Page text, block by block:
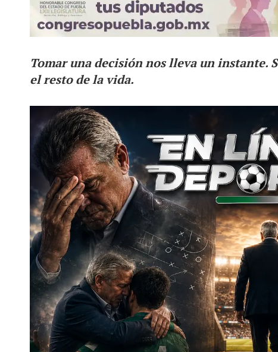
Tomar una decisión nos lleva un instante.
el resto de la vida.